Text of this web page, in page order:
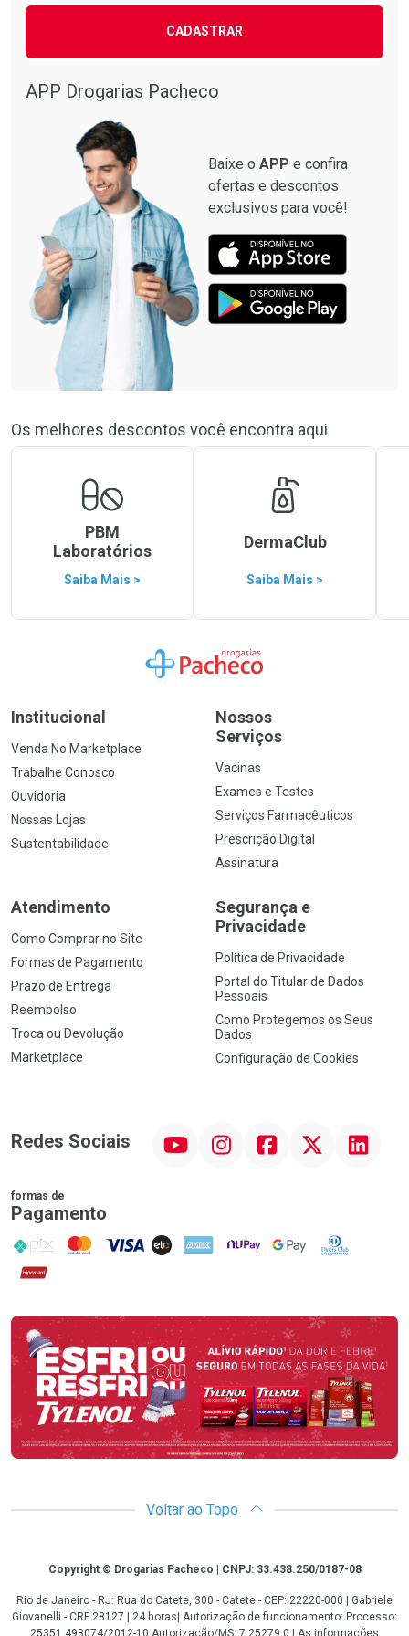
CADASTRAR
APP Drogarias Pacheco
Baixe o APP e confira
ofertas e descontos
exclusivos para você!
Os melhores descontos você encontra aqui
PBM
Laboratórios
Saiba Mais >
DermaClub
Saiba Mais >
Ir para a Home
Institucional
Venda No Marketplace
Trabalhe Conosco
Ouvidoria
Nossas Lojas
Sustentabilidade
Nossos
Serviços
Vacinas
Exames e Testes
Serviços Farmacêuticos
Prescrição Digital
Assinatura
Atendimento
Como Comprar no Site
Formas de Pagamento
Prazo de Entrega
Reembolso
Troca ou Devolução
Marketplace
Segurança e
Privacidade
Política de Privacidade
Portal do Titular de Dados
Pessoais
Como Protegemos os Seus
Dados
Configuração de Cookies
Redes Sociais InstagramFacebook Linkedin
formas de
Pagamento
PIX MasterCard
VISA ELO AMEX NuPay Google PayDiners Club
Hipercard
Promoção em Destaque
Voltar ao Topo
CopyrightCopyright © Drogarias Pacheco | CNPJ: 33.438.250/0187-08
Rio de Janeiro - RJ: Rua do Catete, 300 - Catete - CEP: 22220-000 | Gabriele
Giovanelli - CRF 28127 | 24 horas| Autorização de funcionamento: Processo:
25351.493074/2012-10 Autorização/MS: 7.25279.0 | As informações